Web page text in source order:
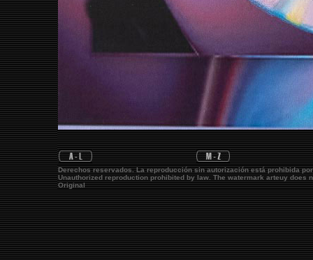
Derechos reservados. La reproducción sin autorización está prohibida
Unauthorized reproduction prohibited by law. The watermarkarteuydoes
Original